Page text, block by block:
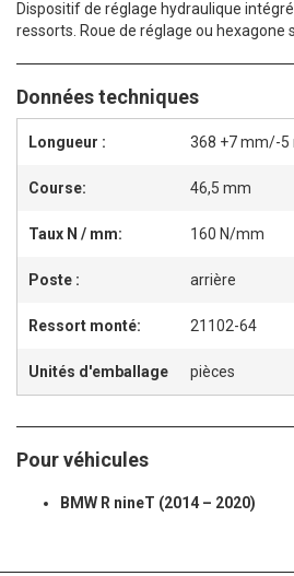
Dispositif de réglage hydraulique
ressorts. Roue de réglage ou hexagone
Données techniques
Longueur : 368 +7 mm/-5
Course: 46,5 mm
Taux N / mm: 160 N/mm
Poste : arrière
Ressort monté: 21102-64
Unités d'emballage pièces
Pour véhicules
BMW R nineT (2014 – 2020)